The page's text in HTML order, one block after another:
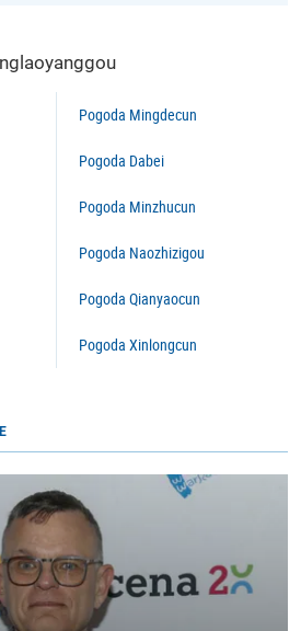
Pogoda Mingdecun
Pogoda Dabei
Pogoda Minzhucun
Pogoda Naozhizigou
Pogoda Qianyaocun
Pogoda Xinlongcun